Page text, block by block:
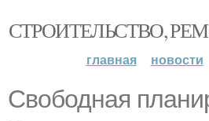
СТРОИТЕЛЬСТВО,
главная новости
Свободная